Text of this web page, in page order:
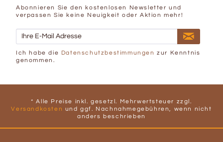
Abonnieren Sie den kostenlosen Newsletter und
verpassen Sie keine Neuigkeit oder Aktion mehr!
Ich habe die Datenschutzbestimmungen zur Kenntnis
genommen.
* Alle Preise inkl. gesetzl. Mehrwertsteuer zzgl.
Versandkosten und ggf. Nachnahmegebühren, wenn nicht
anders beschrieben